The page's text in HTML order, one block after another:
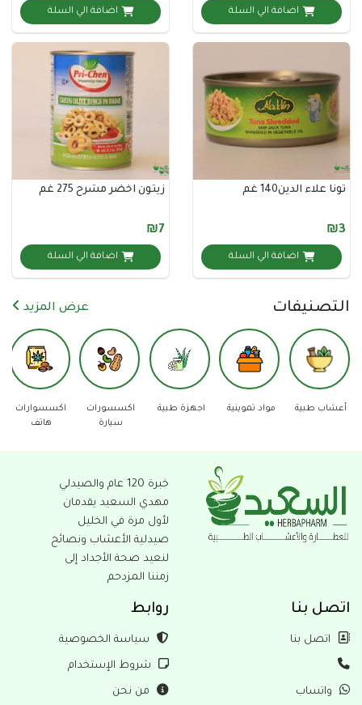
اضافة الي السلة اضافة الي السلة
الدين140 غم
اضافة الي السلة
زيتون اخضر مشرح 275 غم
اضافة الي السلة
عرض المزيد
مواد تموينية اجهزة طبية
اكسسورات
اكسسوارات
هاتف
دفاع عن
النفس
خبرة 120 عام والصيدلي
مهدي السعيد يقدمان
لأول مرة في الخليل
صيدلية الأعشاب ونصائح
لنعيد صحة الأجداد إلى
زمننا المزدحم
بنا
بنا سياسة الخصوصية
شروط الإستخدام
من نحن